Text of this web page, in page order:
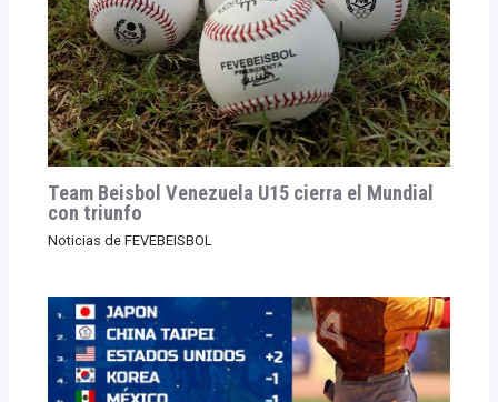
Team Beisbol Venezuela U15 cierra el Mundial
con triunfo
Noticias de FEVEBEISBOL